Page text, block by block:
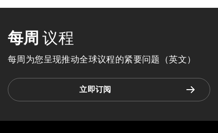
每周 议程
每周为您呈现推动全球议程的紧要问题（英文）
立即订阅